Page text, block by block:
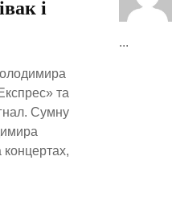
і
та
Сумну
концертах,
...